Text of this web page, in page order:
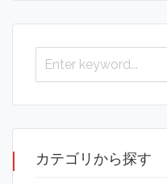
カテゴリから探す